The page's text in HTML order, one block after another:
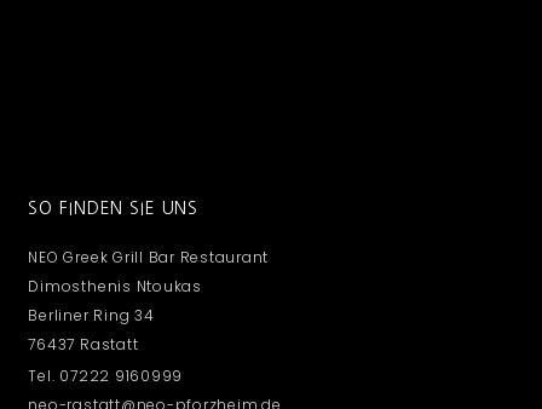
SO FINDEN SIE UNS
NEO Greek Grill Bar Restaurant
Dimosthenis Ntoukas
Berliner Ring 34
76437 Rastatt
Tel. 07222 9160999